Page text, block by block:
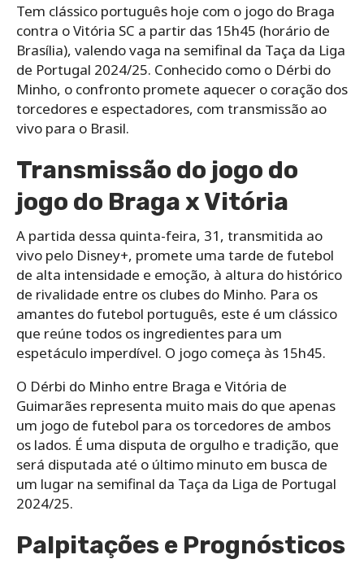
Tem clássico português hoje com o jogo do Braga
contra o Vitória SC a partir das 15h45 (horário de
Brasília), valendo vaga na semifinal da Taça da Liga
de Portugal 2024/25. Conhecido como o Dérbi do
Minho, o confronto promete aquecer o coração dos
torcedores e espectadores, com transmissão ao
vivo para o Brasil.
Transmissão do jogo do
jogo do Braga x Vitória
A partida dessa quinta-feira, 31, transmitida ao
vivo pelo Disney+, promete uma tarde de futebol
de alta intensidade e emoção, à altura do histórico
de rivalidade entre os clubes do Minho. Para os
amantes do futebol português, este é um clássico
que reúne todos os ingredientes para um
espetáculo imperdível. O jogo começa às 15h45.
O Dérbi do Minho entre Braga e Vitória de
Guimarães representa muito mais do que apenas
um jogo de futebol para os torcedores de ambos
os lados. É uma disputa de orgulho e tradição, que
será disputada até o último minuto em busca de
um lugar na semifinal da Taça da Liga de Portugal
2024/25.
Palpitações e Prognósticos